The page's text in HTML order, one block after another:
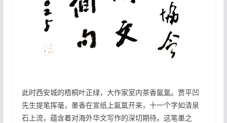
此时西安城的梧桐叶正绿，大作家室内茶香氤氲。贾平凹
先生提笔挥毫，墨香在宣纸上氤氲开来，十一个字如清泉
石上流，蕴含着对海外华文写作的深切期待。这笔墨之